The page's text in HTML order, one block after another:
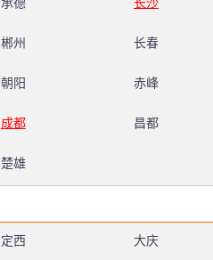
郴州 长春
朝阳 赤峰
成都 昌都
楚雄
定西 大庆